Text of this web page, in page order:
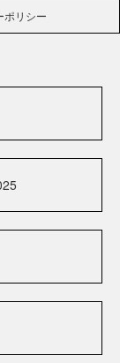
ポリシー